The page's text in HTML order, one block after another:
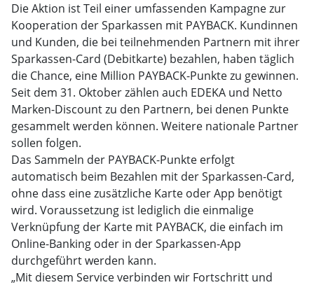
Die Aktion ist Teil einer umfassenden Kampagne zur
Kooperation der Sparkassen mit PAYBACK. Kundinnen
und Kunden, die bei teilnehmenden Partnern mit ihrer
Sparkassen-Card (Debitkarte) bezahlen, haben täglich
die Chance, eine Million PAYBACK-Punkte zu gewinnen.
Seit dem 31. Oktober zählen auch EDEKA und Netto
Marken-Discount zu den Partnern, bei denen Punkte
gesammelt werden können. Weitere nationale Partner
sollen folgen.
Das Sammeln der PAYBACK-Punkte erfolgt
automatisch beim Bezahlen mit der Sparkassen-Card,
ohne dass eine zusätzliche Karte oder App benötigt
wird. Voraussetzung ist lediglich die einmalige
Verknüpfung der Karte mit PAYBACK, die einfach im
Online-Banking oder in der Sparkassen-App
durchgeführt werden kann.
„Mit diesem Service verbinden wir Fortschritt und